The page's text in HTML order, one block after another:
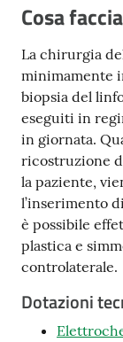
Scuole
Imprese
ed Enti
Seguici
su
Cosa
La chirurgia
minimamente
biopsia del
eseguiti in
in giornata.
ricostruzione
la paziente,
l’inserimento
è possibile
plastica e
controlaterale.
Dotazioni